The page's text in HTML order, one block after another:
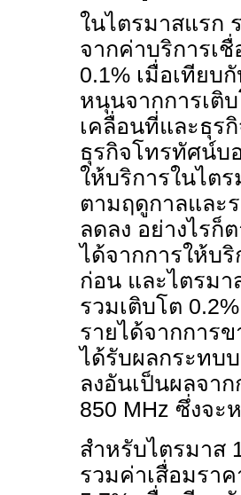
ในไตรมาสแรก
จากค่าบริการเ
0.1% เมื่อเทียบ
หนุนจากการเติ
เคลื่อนที่และธุร
ธุรกิจโทรทัศน์บ
ให้บริการในไตร
ตามฤดูกาลและ
ลดลง อย่างไรก็
ได้จากการให้บ
ก่อน และไตรมา
รวมเติบโต 0.2%
รายได้จากการ
ได้รับผลกระทบ
ลงอันเป็นผลจา
850 MHz ซึ่งจะ
สำหรับไตรมาส
รวมค่าเสื่อมรา